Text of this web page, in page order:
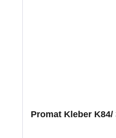
Promat Kleber K84/